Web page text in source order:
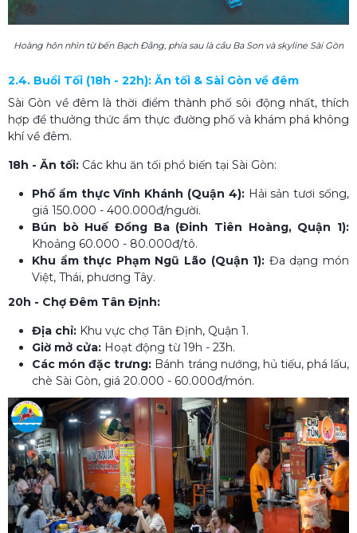
Hoàng hôn nhìn từ bến Bạch Đằng, phía sau là cầu Ba Son và skyline Sài Gòn
2.4. Buổi Tối (18h - 22h): Ăn tối & Sài Gòn về đêm
Sài Gòn về đêm là thời điểm thành phố sôi động nhất, thích
hợp để thưởng thức ẩm thực đường phố và khám phá không
khí về đêm.
18h - Ăn tối: Các khu ăn tối phổ biến tại Sài Gòn:
Phố ẩm thực Vĩnh Khánh (Quận 4): Hải sản tươi sống,
giá 150.000 - 400.000đ/người.
Bún bò Huế Đồng Ba (Đinh Tiên Hoàng, Quận 1):
Khoảng 60.000 - 80.000đ/tô.
Khu ẩm thực Phạm Ngũ Lão (Quận 1): Đa dạng món
Việt, Thái, phương Tây.
20h - Chợ Đêm Tân Định:
Địa chỉ: Khu vực chợ Tân Định, Quận 1.
Giờ mở cửa: Hoạt động từ 19h - 23h.
Các món đặc trưng: Bánh tráng nướng, hủ tiếu, phá lấu,
chè Sài Gòn, giá 20.000 - 60.000đ/món.